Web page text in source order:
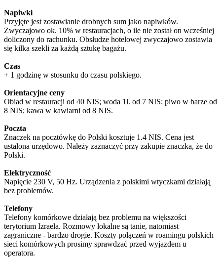
Napiwki
Przyjęte jest zostawianie drobnych sum jako napiwków.
Zwyczajowo ok. 10% w restauracjach, o ile nie został on wcześniej
doliczony do rachunku. Obsłudze hotelowej zwyczajowo zostawia
się kilka szekli za każdą sztukę bagażu.
Czas
+ 1 godzinę w stosunku do czasu polskiego.
Orientacyjne ceny
Obiad w restauracji od 40 NIS; woda 1l. od 7 NIS; piwo w barze od
8 NIS; kawa w kawiarni od 8 NIS.
Poczta
Znaczek na pocztówkę do Polski kosztuje 1.4 NIS. Cena jest
ustalona urzędowo. Należy zaznaczyć przy zakupie znaczka, że do
Polski.
Elektryczność
Napięcie 230 V, 50 Hz. Urządzenia z polskimi wtyczkami działają
bez problemów.
Telefony
Telefony komórkowe działają bez problemu na większości
terytorium Izraela. Rozmowy lokalne są tanie, natomiast
zagraniczne - bardzo drogie. Koszty połączeń w roamingu polskich
sieci komórkowych prosimy sprawdzać przed wyjazdem u
operatora.